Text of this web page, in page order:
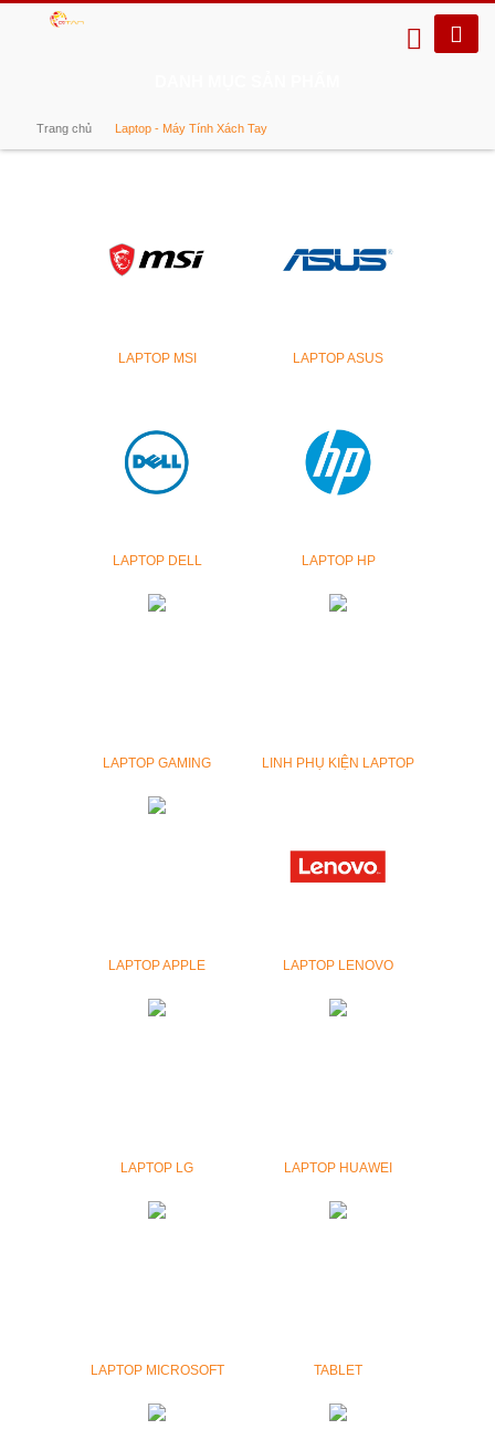
Trang chủ Laptop - Máy Tính Xách Tay
LAPTOP MSI LAPTOP ASUS
LAPTOP DELL LAPTOP HP
LAPTOP GAMING LINH PHỤ KIỆN LAPTOP
LAPTOP APPLE LAPTOP LENOVO
LAPTOP LG LAPTOP HUAWEI
LAPTOP MICROSOFT TABLET